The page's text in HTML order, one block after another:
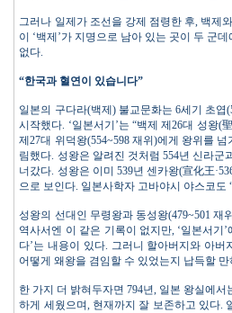
그러나 일제가 조선을 강제 점령한 후, 백제
이 ‘백제’가 지명으로 남아 있는 곳이 두 군
없다.
“한국과 혈연이 있습니다”
일본의 구다라(백제) 불교문화는 6세기 초엽
시작했다. ‘일본서기’는 “백제 제26대 성왕(
제27대 위덕왕(554~598 재위)에게 왕위를
림했다. 성왕은 알려진 것처럼 554년 신라
너갔다. 성왕은 이미 539년 센카왕(宣化王
으로 보인다. 일본사학자 고바야시 야스코
성왕의 선대인 무령왕과 동성왕(479~501 재
역사서엔 이 같은 기록이 없지만, ‘일본서기
다’는 내용이 있다. 그러니 할아버지와 아
어떻게 왜왕을 겸임할 수 있었는지 납득할 만
한 가지 더 밝혀두자면 794년, 일본 왕실에
하게 세웠으며, 현재까지 잘 보존하고 있다.